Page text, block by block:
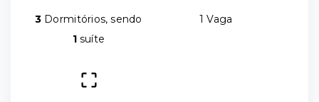
3 Dormitórios, sendo
1 suíte
1 Vaga